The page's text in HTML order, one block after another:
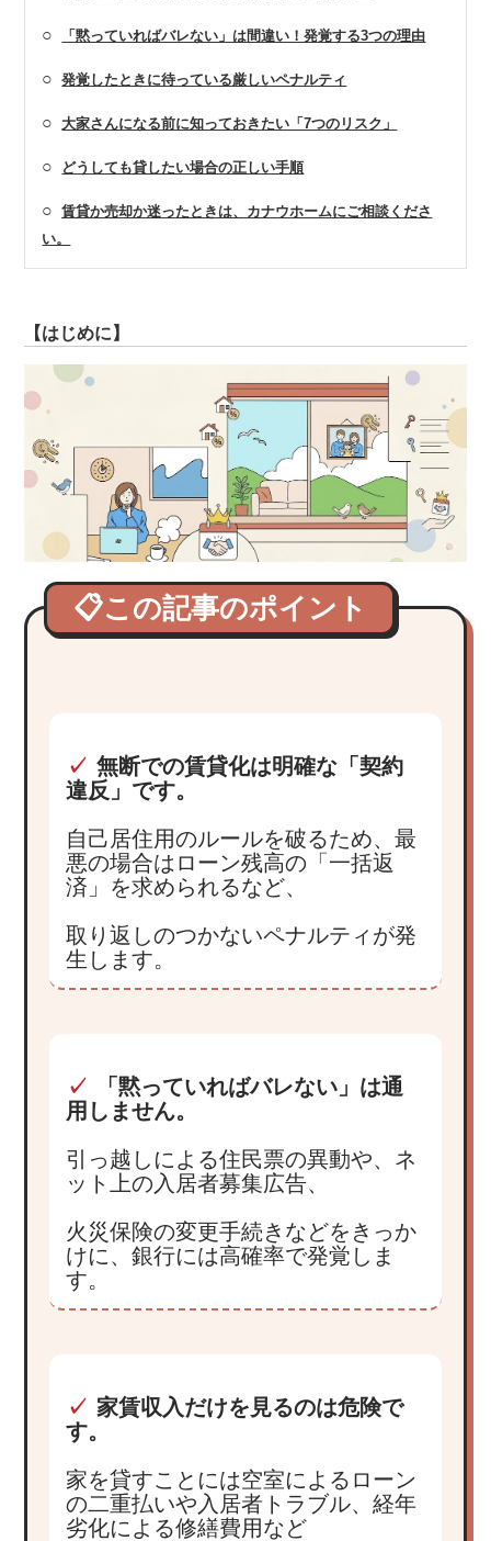
○ 「黙っていればバレない」は間違い！発覚する3つの理由
○発覚したときに待っている厳しいペナルティ
○大家さんになる前に知っておきたい「7つのリスク」
○ どうしても貸したい場合の正しい手順
○賃貸か売却か迷ったときは、カナウホームにご相談くださ
い。
【はじめに】
📋この記事のポイント
✓ 無断での賃貸化は明確な「契約
違反」です。
自己居住用のルールを破るため、最
悪の場合はローン残高の「一括返
済」を求められるなど、
取り返しのつかないペナルティが発
生します。
✓
「黙っていればバレない」は通
用しません。
引っ越しによる住民票の異動や、ネ
ット上の入居者募集広告、
火災保険の変更手続きなどをきっか
けに、銀行には高確率で発覚しま
す。
✓ 家賃収入だけを見るのは危険で
す。
家を貸すことには空室によるローン
の二重払いや入居者トラブル、経年
劣化による修繕費用など